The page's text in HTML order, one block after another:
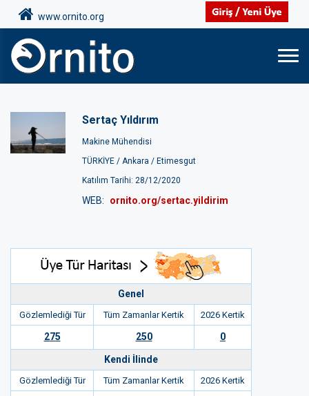
www.ornito.org
Sertaç Yıldırım
Makine Mühendisi
TÜRKİYE / Ankara / Etimesgut
Katılım Tarihi: 28/12/2020
WEB: ornito.org/sertac.yildirim
Genel
Gözlemlediği Tür Tüm Zamanlar Kertik 2026 Kertik
275 250 0
Kendi İlinde
Gözlemlediği Tür Tüm Zamanlar Kertik 2026 Kertik